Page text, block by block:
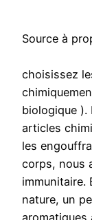
Source à
choisissez
biologique ).
articles
les
corps, nous
immunitaire.
nature, un